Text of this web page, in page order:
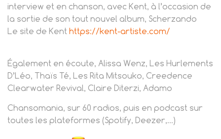
interview et en chanson, avec Kent, à l’occasion de
la sortie de son tout nouvel album, Scherzando
Le site de Kenthttps://kent-artiste.com/
Également en écoute, Alissa Wenz, Les Hurlements
D’Léo, Thaïs Té, Les Rita Mitsouko, Creedence
Clearwater Revival, Claire Diterzi, Adamo
Chansomania, sur 60 radios, puis en podcast sur
toutes les plateformes (Spotify, Deezer,…)